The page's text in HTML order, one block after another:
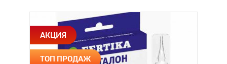
АКЦИЯ
ТОП ПРОДАЖ